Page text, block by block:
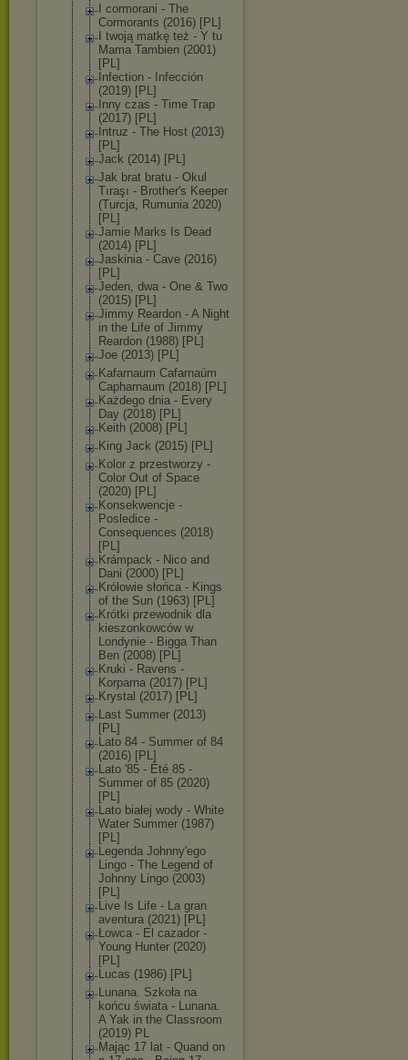
I cormorani - The
Cormorants (2016) [PL]
I twoją matkę też - Y tu
Mama Tambien (2001)
[PL]
Infection - Infección
(2019) [PL]
Inny czas - Time Trap
(2017) [PL]
Intruz - The Host (2013)
[PL]
Jack (2014) [PL]
Jak brat bratu - Okul
Tıraşı - Brother's Keeper
(Turcja, Rumunia 2020)
[PL]
Jamie Marks Is Dead
(2014) [PL]
Jaskinia - Cave (2016)
[PL]
Jeden, dwa - One & Two
(2015) [PL]
Jimmy Reardon - A Night
in the Life of Jimmy
Reardon (1988) [PL]
Joe (2013) [PL]
Kafarnaum Cafarnaúm
Capharnaum (2018) [PL]
Każdego dnia - Every
Day (2018) [PL]
Keith (2008) [PL]
King Jack (2015) [PL]
Kolor z przestworzy -
Color Out of Space
(2020) [PL]
Konsekwencje -
Posledice -
Consequences (2018)
[PL]
Krámpack - Nico and
Dani (2000) [PL]
Królowie słońca - Kings
of the Sun (1963) [PL]
Krótki przewodnik dla
kieszonkowców w
Londynie - Bigga Than
Ben (2008) [PL]
Kruki - Ravens -
Korparna (2017) [PL]
Krystal (2017) [PL]
Last Summer (2013)
[PL]
Lato 84 - Summer of 84
(2016) [PL]
Lato '85 - Été 85 -
Summer of 85 (2020)
[PL]
Lato białej wody - White
Water Summer (1987)
[PL]
Legenda Johnny'ego
Lingo - The Legend of
Johnny Lingo (2003)
[PL]
Live Is Life - La gran
aventura (2021) [PL]
Łowca - El cazador -
Young Hunter (2020)
[PL]
Lucas (1986) [PL]
Lunana. Szkoła na
końcu świata - Lunana.
A Yak in the Classroom
(2019) PL
Mając 17 lat - Quand on